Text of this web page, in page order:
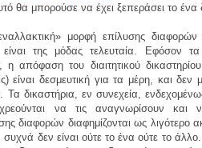
θα μπορούσε να έχει ξεπεράσει το ένα
μορφή επίλυσης διαφορών
της μόδας τελευταία. Εφόσον
απόφαση του διαιτητικού
είναι δεσμευτική για τα μέρη, και δεν
δικαστήρια, εν συνεχεία,
να τις αναγνωρίσουν και
διαφορών διαφημίζονται ως λιγότερο
δεν είναι ούτε το ένα ούτε το